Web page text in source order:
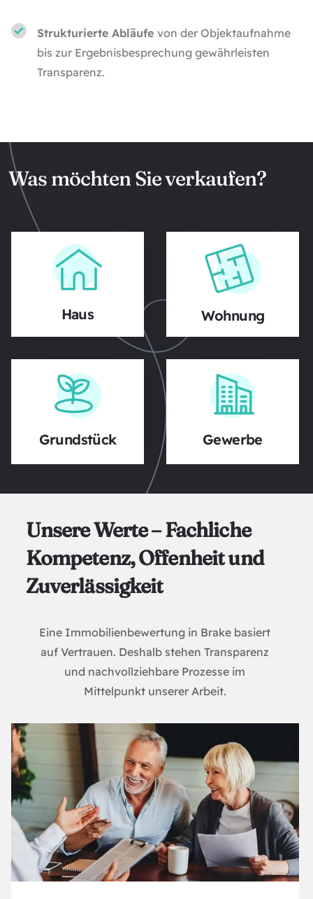
Strukturierte Abläufe von der Objektaufnahme
bis zur Ergebnisbesprechung gewährleisten
Transparenz.
Was möchten Sie verkaufen?
Haus Wohnung
Grundstück Gewerbe
Unsere Werte – Fachliche
Kompetenz, Offenheit und
Zuverlässigkeit
Eine Immobilienbewertung in Brake basiert
auf Vertrauen. Deshalb stehen Transparenz
und nachvollziehbare Prozesse im
Mittelpunkt unserer Arbeit.